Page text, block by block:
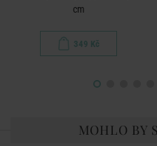
cm
349 Kč
MOHLO BY